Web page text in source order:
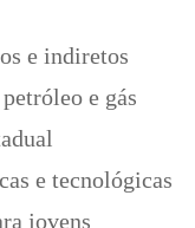
e indiretos
e gás
e tecnológicas
jovens